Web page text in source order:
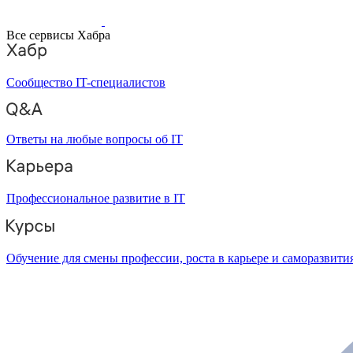
Все сервисы Хабра
Сообщество IT-специалистов
Ответы на любые вопросы об IT
Профессиональное развитие в IT
Обучение для смены профессии, роста в карьере и